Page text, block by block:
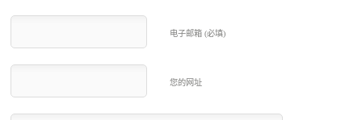
电子邮箱 (必填)
您的网址